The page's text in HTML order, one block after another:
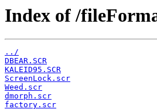
Index of /
../
DBEAR.SCR
KALEID95.SCR
ScreenLock.scr
Weed.scr
dmorph.scr
factory.scr